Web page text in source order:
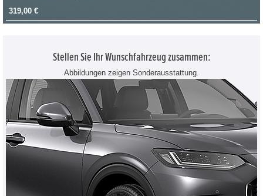
319,00 €
Stellen Sie Ihr Wunschfahrzeug zusammen:
Abbildungen zeigen Sonderausstattung.